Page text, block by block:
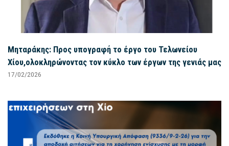
Μηταράκης: Προς υπογραφή το έργο του Τελωνείου
Χίου,ολοκληρώνοντας τον κύκλο των έργων της γενιάς μας
17/02/2026